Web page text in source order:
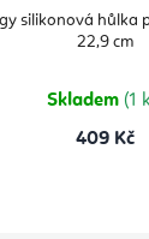
silikonová hůlka
22,9 cm
Skladem (1
409 Kč